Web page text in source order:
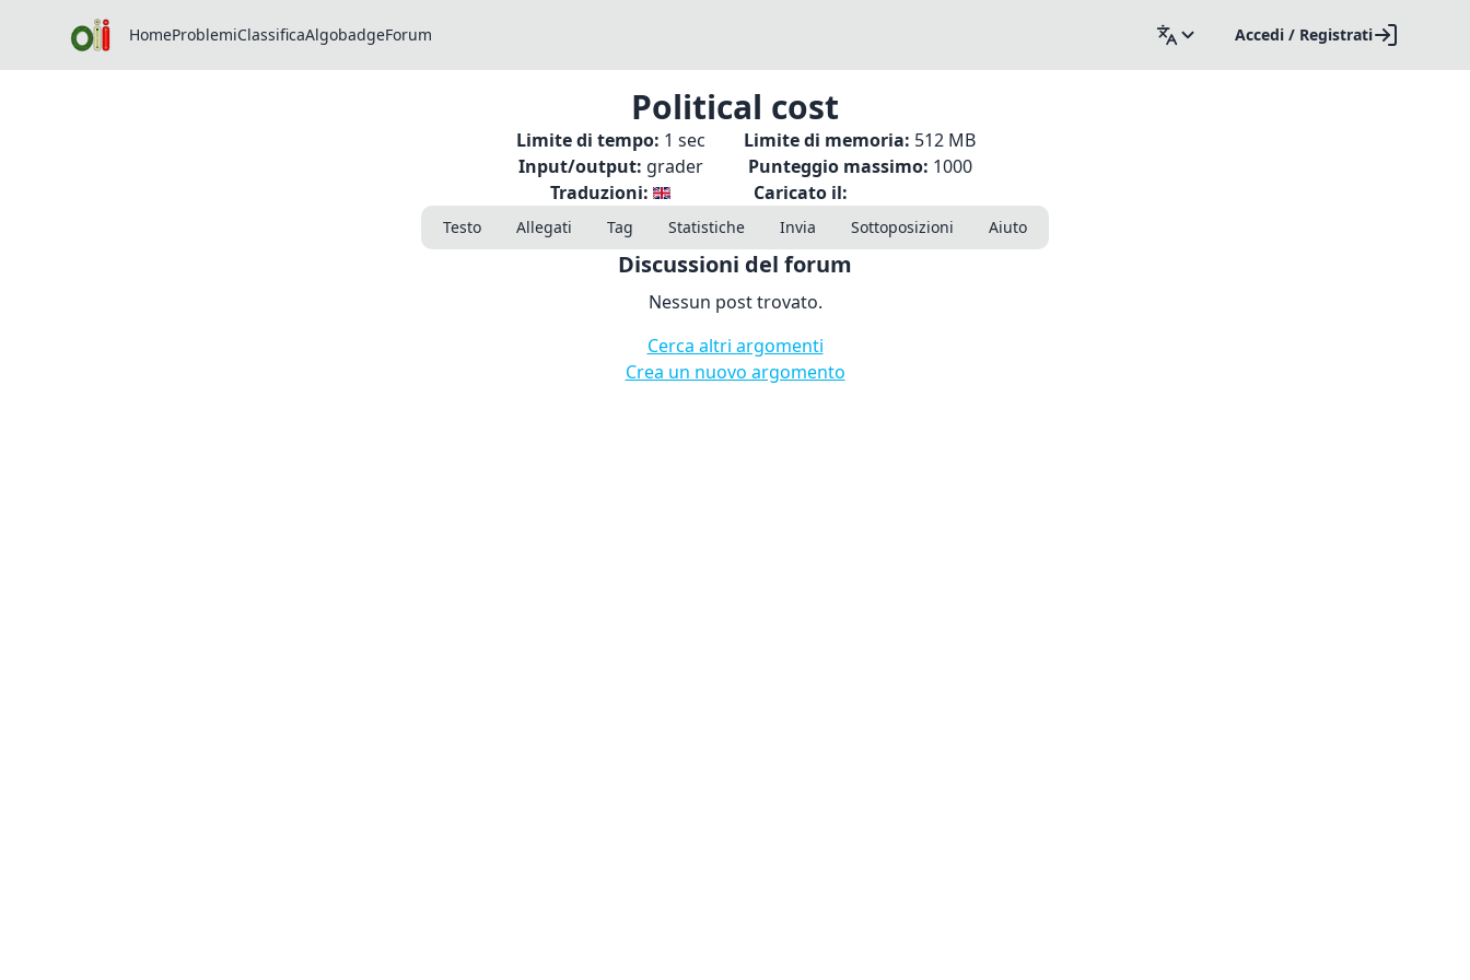
HomeProblemiClassificaAlgobadgeForum Accedi / Registrati
Political cost
Limite di tempo: 1 sec Limite di memoria: 512 MB
Input/output: grader Punteggio massimo: 1000
Traduzioni:
Caricato il:
Testo Allegati Tag Statistiche Invia Sottoposizioni Aiuto
Discussioni del forum
Nessun post trovato.
Cerca altri argomenti
Crea un nuovo argomento